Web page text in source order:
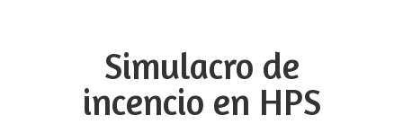
Simulacro de
incencio en HPS